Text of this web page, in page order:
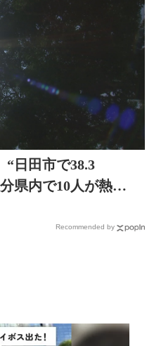
日田市で38.3
県内で10人が熱中
Recommended by